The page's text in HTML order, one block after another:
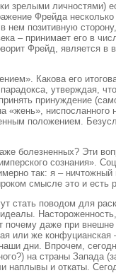
зрелыми личностями)
Фрейда несколько
позитивную
– принимает его в
Фрейд, является в
Какова его
утверждая,
принуждение
ниспосланного
положением.
болезненных? Эти
сознания».
так: я –
смысле это и есть
стать поводом для
почему даже при
или же конфуцианская
дни. Впрочем,
на страны Запада
наплывы и откаты.